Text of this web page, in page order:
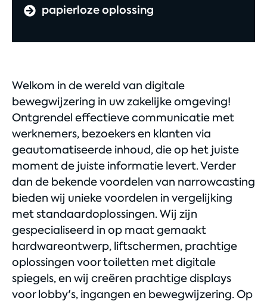
papierloze oplossing
Welkom in de wereld van digitale
bewegwijzering in uw zakelijke omgeving!
Ontgrendel effectieve communicatie met
werknemers, bezoekers en klanten via
geautomatiseerde inhoud, die op het juiste
moment de juiste informatie levert. Verder
dan de bekende voordelen van narrowcasting
bieden wij unieke voordelen in vergelijking
met standaardoplossingen. Wij zijn
gespecialiseerd in op maat gemaakt
hardwareontwerp, liftschermen, prachtige
oplossingen voor toiletten met digitale
spiegels, en wij creëren prachtige displays
voor lobby's, ingangen en bewegwijzering. Op